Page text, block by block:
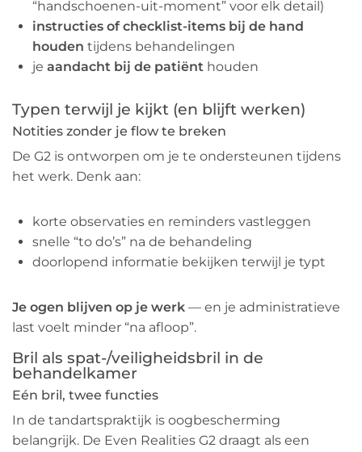
“handschoenen-uit-moment” voor elk detail)
instructies of checklist-items bij de hand
houden tijdens behandelingen
je aandacht bij de patiënt houden
Typen terwijl je kijkt (en blijft werken)
Notities zonder je flow te breken
De G2 is ontworpen om je te ondersteunen tijdens
het werk. Denk aan:
korte observaties en reminders vastleggen
snelle “to do’s” na de behandeling
doorlopend informatie bekijken terwijl je typt
Je ogen blijven op je werk — en je administratieve
last voelt minder “na afloop”.
Bril als spat-/veiligheidsbril in de
behandelkamer
Eén bril, twee functies
In de tandartspraktijk is oogbescherming
belangrijk. De Even Realities G2 draagt als een